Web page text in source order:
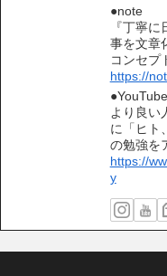
●note
『丁寧
事を文章
コンセプ
https://
より良い
に「ヒト
の勉強を
https://
y